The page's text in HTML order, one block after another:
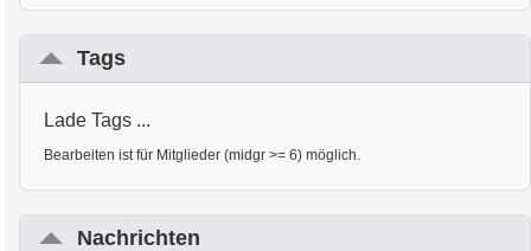
Tags
Lade Tags ...
Bearbeiten ist für Mitglieder (midgr >= 6) möglich.
Nachrichten